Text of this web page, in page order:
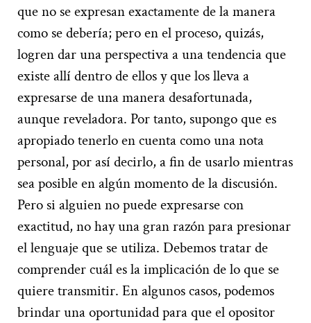
que no se expresan exactamente de la manera
como se debería; pero en el proceso, quizás,
logren dar una perspectiva a una tendencia que
existe allí dentro de ellos y que los lleva a
expresarse de una manera desafortunada,
aunque reveladora. Por tanto, supongo que es
apropiado tenerlo en cuenta como una nota
personal, por así decirlo, a fin de usarlo mientras
sea posible en algún momento de la discusión.
Pero si alguien no puede expresarse con
exactitud, no hay una gran razón para presionar
el lenguaje que se utiliza. Debemos tratar de
comprender cuál es la implicación de lo que se
quiere transmitir. En algunos casos, podemos
brindar una oportunidad para que el opositor